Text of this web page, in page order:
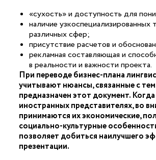
«сухость» и доступность для
наличие узкоспециализированных
различных сфер;
присутствие расчетов и
рекламная составляющая и
в реальности и важности проекта.
При переводе бизнес-плана
учитывают нюансы, связанные с
предназначен этот документ.
иностранных представителях, во
принимаются их экономические,
социально-культурные
позволяет добиться наилучшего
презентации.